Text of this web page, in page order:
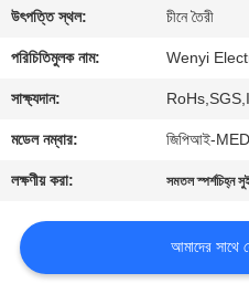
যোগাযোগ
করুন
উদ্ধৃতির
আবেদন
উৎপত্তি স্থল: চীনে তৈরী
পরিচিতিমুলক নাম: Wenyi
সাক্ষ্যদান:
মডেল নম্বার: জিপিআই-
লক্ষণীয় করা: সমতল স্পর্শচিহ্ন
আমাদের সাথে